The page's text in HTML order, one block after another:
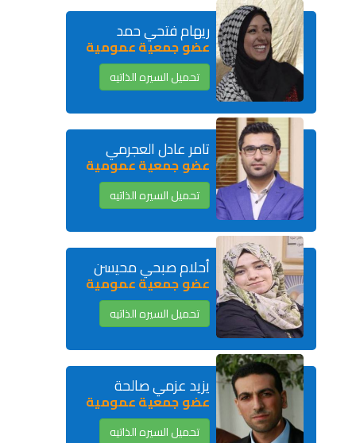
ريهام فتحي حمد
عضو جمعية عمومية
تحميل السيره الذاتيه
تامر عادل العجرمي
عضو جمعية عمومية
تحميل السيره الذاتيه
أحلام صبحي محيسن
عضو جمعية عمومية
تحميل السيره الذاتيه
يزيد عزمي صالحة
عضو جمعية عمومية
تحميل السيره الذاتيه